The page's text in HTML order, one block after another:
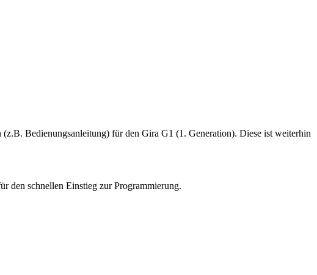
Bedienungsanleitung) für den Gira G1 (1. Generation). Diese ist weiterhin
den schnellen Einstieg zur Programmierung.